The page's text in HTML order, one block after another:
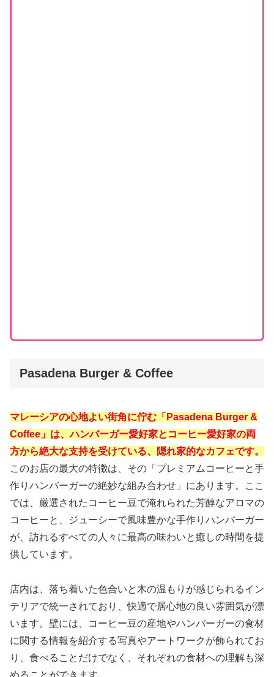
Pasadena Burger & Coffee
マレーシアの心地よい街角に佇む「Pasadena Burger &
Coffee」は、ハンバーガー愛好家とコーヒー愛好家の両
方から絶大な支持を受けている、隠れ家的なカフェです。
このお店の最大の特徴は、その「プレミアムコーヒーと手
作りハンバーガーの絶妙な組み合わせ」にあります。ここ
では、厳選されたコーヒー豆で淹れられた芳醇なアロマの
コーヒーと、ジューシーで風味豊かな手作りハンバーガー
が、訪れるすべての人々に最高の味わいと癒しの時間を提
供しています。
店内は、落ち着いた色合いと木の温もりが感じられるイン
テリアで統一されており、快適で居心地の良い雰囲気が漂
います。壁には、コーヒー豆の産地やハンバーガーの食材
に関する情報を紹介する写真やアートワークが飾られてお
り、食べることだけでなく、それぞれの食材への理解も深
めることができます。